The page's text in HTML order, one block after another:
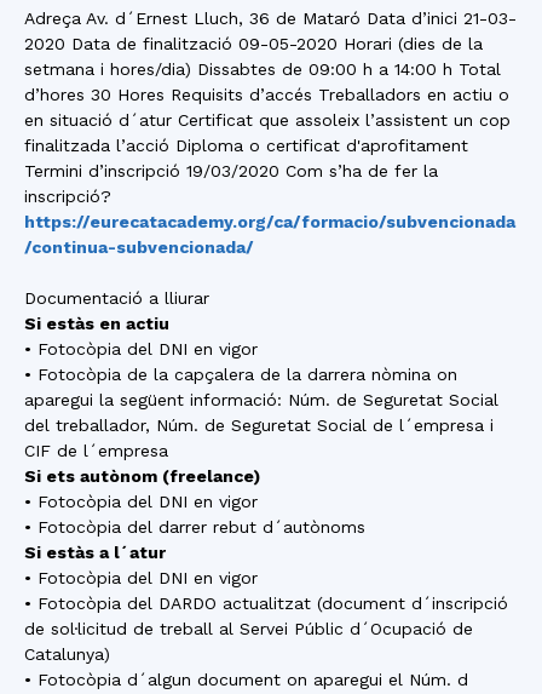
Adreça Av. d´Ernest Lluch, 36 de Mataró Data d’inici 21-03-
2020 Data de finalització 09-05-2020 Horari (dies de la
setmana i hores/dia) Dissabtes de 09:00 h a 14:00 h Total
d’hores 30 Hores Requisits d’accés Treballadors en actiu o
en situació d´atur Certificat que assoleix l’assistent un cop
finalitzada l’acció Diploma o certificat d'aprofitament
Termini d’inscripció 19/03/2020 Com s’ha de fer la
inscripció?
https://eurecatacademy.org/ca/formacio/subvencionada
/continua-subvencionada/
Documentació a lliurar
Si estàs en actiu
• Fotocòpia del DNI en vigor
• Fotocòpia de la capçalera de la darrera nòmina on
aparegui la següent informació: Núm. de Seguretat Social
del treballador, Núm. de Seguretat Social de l´empresa i
CIF de l´empresa
Si ets autònom (freelance)
• Fotocòpia del DNI en vigor
• Fotocòpia del darrer rebut d´autònoms
Si estàs a l´atur
• Fotocòpia del DNI en vigor
• Fotocòpia del DARDO actualitzat (document d´inscripció
de sol·licitud de treball al Servei Públic d´Ocupació de
Catalunya)
• Fotocòpia d´algun document on aparegui el Núm. d